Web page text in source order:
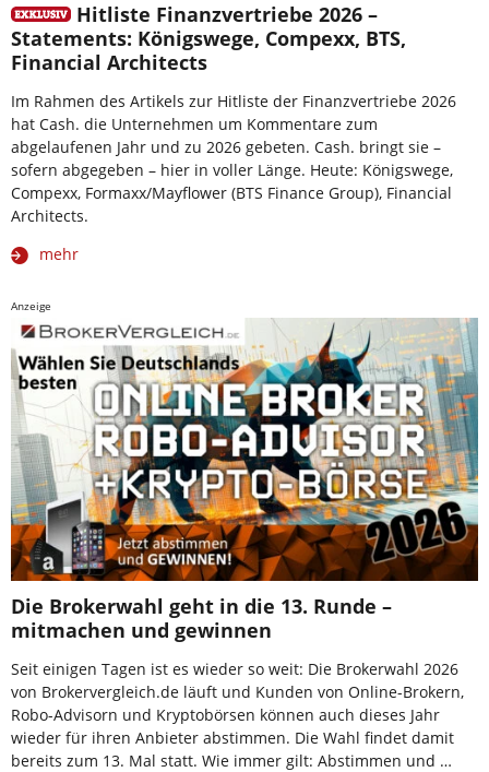
Hitliste Finanzvertriebe 2026 –
Statements: Königswege, Compexx, BTS,
Financial Architects
Im Rahmen des Artikels zur Hitliste der Finanzvertriebe 2026
hat Cash. die Unternehmen um Kommentare zum
abgelaufenen Jahr und zu 2026 gebeten. Cash. bringt sie –
sofern abgegeben – hier in voller Länge. Heute: Königswege,
Compexx, Formaxx/Mayflower (BTS Finance Group), Financial
Architects.
mehr
Anzeige
Die Brokerwahl geht in die 13. Runde –
mitmachen und gewinnen
Seit einigen Tagen ist es wieder so weit: Die Brokerwahl 2026
von Brokervergleich.de läuft und Kunden von Online-Brokern,
Robo-Advisorn und Kryptobörsen können auch dieses Jahr
wieder für ihren Anbieter abstimmen. Die Wahl findet damit
bereits zum 13. Mal statt. Wie immer gilt: Abstimmen und …